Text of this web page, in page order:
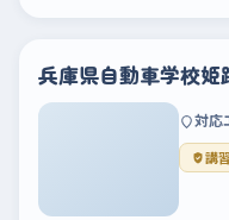
兵庫県自動車学校姫
対応
講